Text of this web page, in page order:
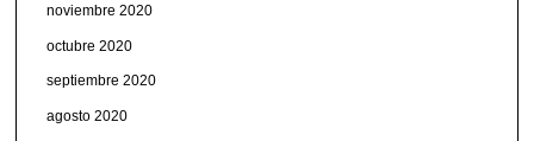
noviembre 2020
octubre 2020
septiembre 2020
agosto 2020